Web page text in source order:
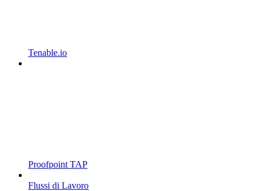
Tenable.io
Proofpoint TAP
Flussi di Lavoro